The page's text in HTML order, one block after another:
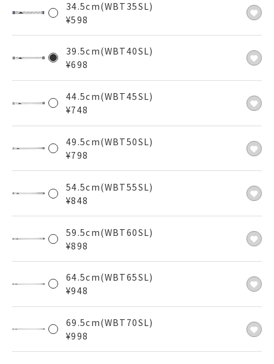
34.5cm(WBT35SL)
¥598
39.5cm(WBT40SL)
¥698
44.5cm(WBT45SL)
¥748
49.5cm(WBT50SL)
¥798
54.5cm(WBT55SL)
¥848
59.5cm(WBT60SL)
¥898
64.5cm(WBT65SL)
¥948
69.5cm(WBT70SL)
¥998